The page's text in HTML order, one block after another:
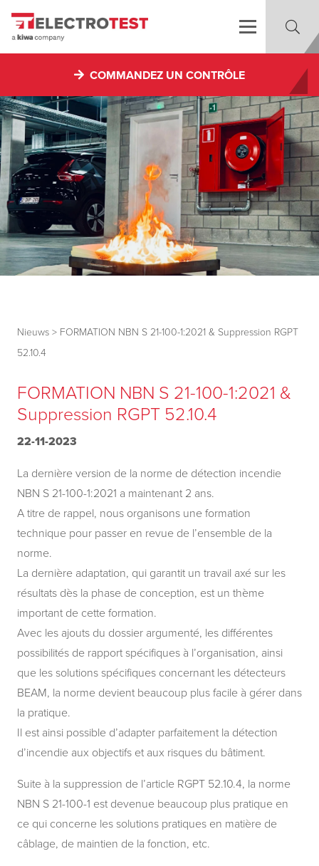
COMMANDEZ UN CONTRÔLE
Nieuws > FORMATION NBN S 21-100-1:2021 & Suppression RGPT
52.10.4
FORMATION NBN S 21-100-1:2021 &
Suppression RGPT 52.10.4
22-11-2023
La dernière version de la norme de détection incendie
NBN S 21-100-1:2021 a maintenant 2 ans.
A titre de rappel, nous organisons une formation
technique pour passer en revue de l’ensemble de la
norme.
La dernière adaptation, qui garantit un travail axé sur les
résultats dès la phase de conception, est un thème
important de cette formation.
Avec les ajouts du dossier argumenté, les différentes
possibilités de rapport spécifiques à l’organisation, ainsi
que les solutions spécifiques concernant les détecteurs
BEAM, la norme devient beaucoup plus facile à gérer dans
la pratique.
Il est ainsi possible d’adapter parfaitement la détection
d’incendie aux objectifs et aux risques du bâtiment.
Suite à la suppression de l’article RGPT 52.10.4, la norme
NBN S 21-100-1 est devenue beaucoup plus pratique en
ce qui concerne les solutions pratiques en matière de
câblage, de maintien de la fonction, etc.